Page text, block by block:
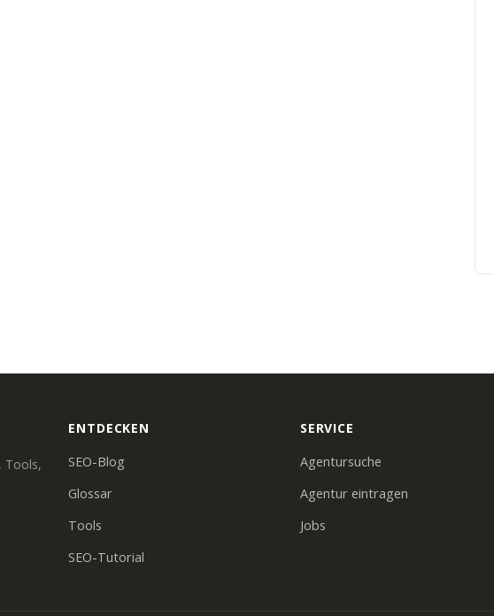
Tools,
ENTDECKEN
SEO-Blog
Glossar
Tools
SEO-Tutorial
SERVICE
Agentursuche
Agentur eintragen
Jobs